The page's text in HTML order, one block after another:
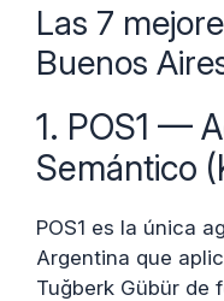
Las 7
Buenos
1. POS1 —
Semántico
POS1 es la única
Argentina que
Tuğberk Gübür de